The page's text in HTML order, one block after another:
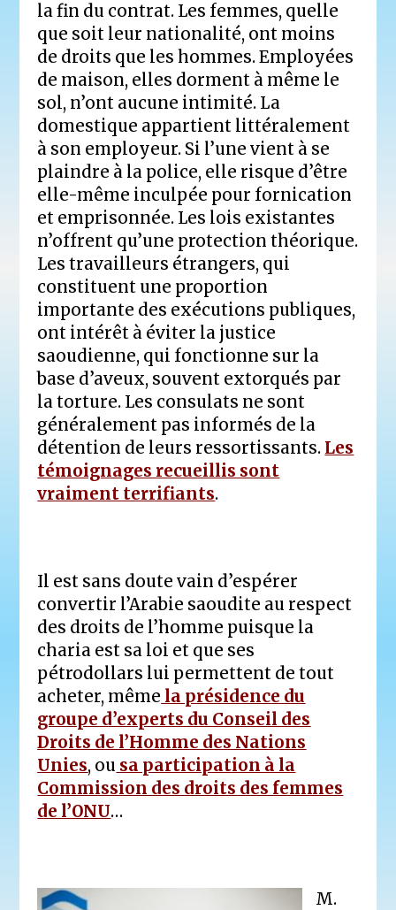
la fin du contrat. Les femmes, quelle
que soit leur nationalité, ont moins
de droits que les hommes. Employées
de maison, elles dorment à même le
sol, n’ont aucune intimité. La
domestique appartient littéralement
à son employeur. Si l’une vient à se
plaindre à la police, elle risque d’être
elle-même inculpée pour fornication
et emprisonnée. Les lois existantes
n’offrent qu’une protection théorique.
Les travailleurs étrangers, qui
constituent une proportion
importante des exécutions publiques,
ont intérêt à éviter la justice
saoudienne, qui fonctionne sur la
base d’aveux, souvent extorqués par
la torture. Les consulats ne sont
généralement pas informés de la
détention de leurs ressortissants. Les
témoignages recueillis sont
vraiment terrifiants.
Il est sans doute vain d’espérer
convertir l’Arabie saoudite au respect
des droits de l’homme puisque la
charia est sa loi et que ses
pétrodollars lui permettent de tout
acheter, même la présidence du
groupe d’experts du Conseil des
Droits de l’Homme des Nations
Unies, ou sa participation à la
Commission des droits des femmes
de l’ONU…
M.